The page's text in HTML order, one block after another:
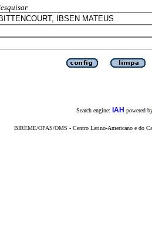
Search engine: iAH powered
BIREME/OPAS/OMS - Centro Latino-Americano e do